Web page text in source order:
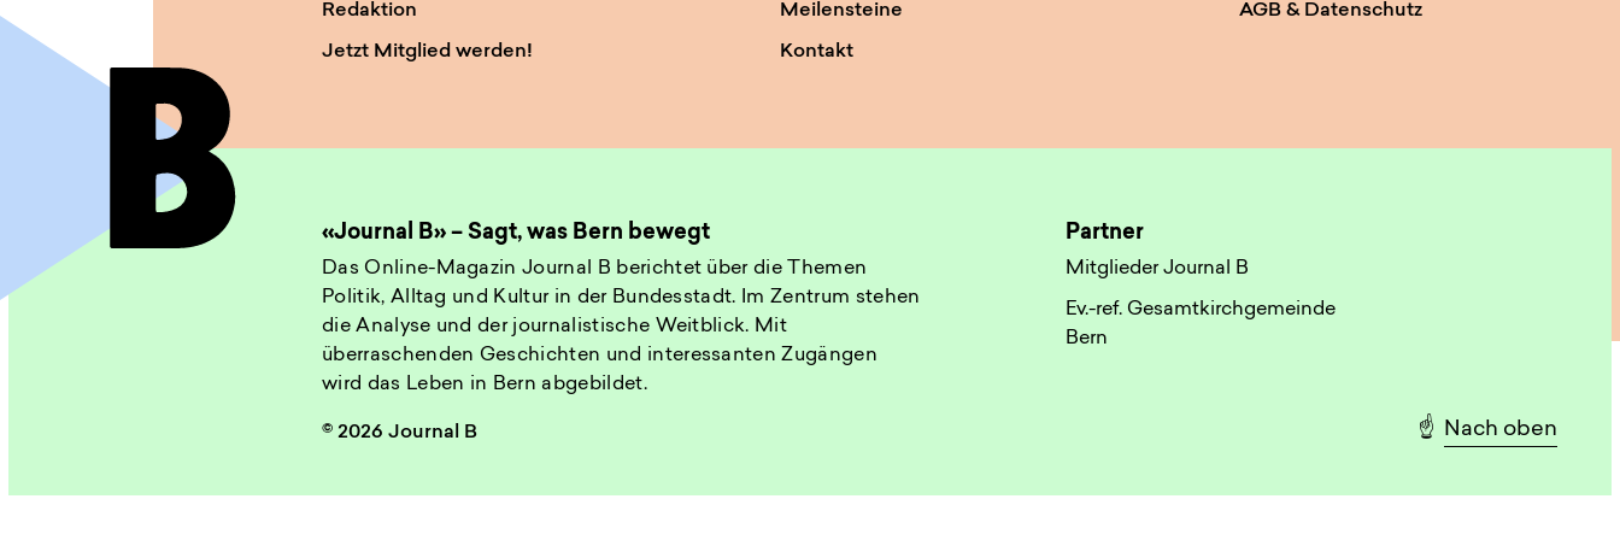
Redaktion
Jetzt Mitglied werden!
Meilensteine
Kontakt
AGB & Datenschutz
«Journal B» – Sagt, was Bern bewegt
Das Online-Magazin Journal B berichtet über die Themen
Politik, Alltag und Kultur in der Bundesstadt. Im Zentrum stehen
die Analyse und der journalistische Weitblick. Mit
überraschenden Geschichten und interessanten Zugängen
wird das Leben in Bern abgebildet.
© 2026 Journal B
Partner
Mitglieder Journal B
Ev.-ref. Gesamtkirchgemeinde
Bern
☝️ Nach oben